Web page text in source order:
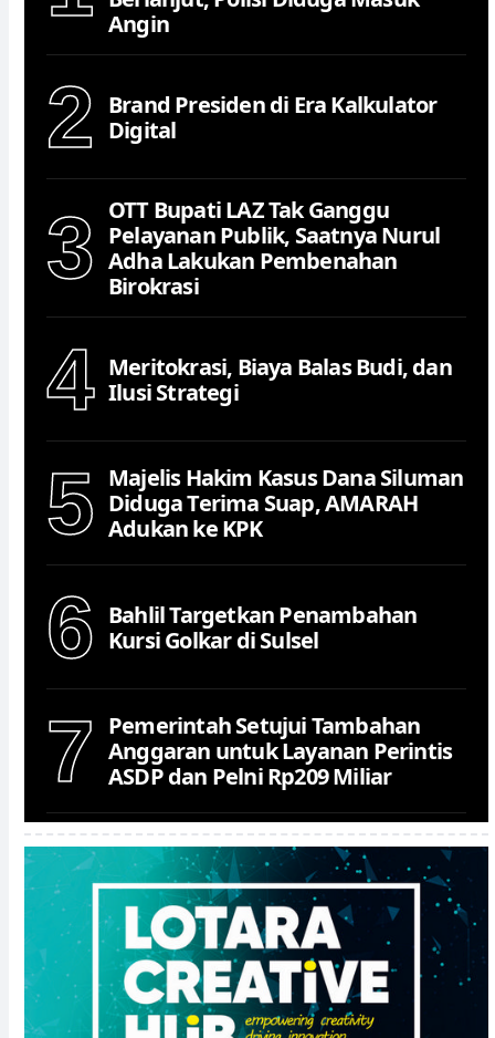
Angin
2
Brand Presiden di Era Kalkulator
Digital
3
OTT Bupati LAZ Tak Ganggu
Pelayanan Publik, Saatnya Nurul
Adha Lakukan Pembenahan
Birokrasi
4
Meritokrasi, Biaya Balas Budi, dan
Ilusi Strategi
5
Majelis Hakim Kasus Dana Siluman
Diduga Terima Suap, AMARAH
Adukan ke KPK
6
Bahlil Targetkan Penambahan
Kursi Golkar di Sulsel
7
Pemerintah Setujui Tambahan
Anggaran untuk Layanan Perintis
ASDP dan Pelni Rp209 Miliar